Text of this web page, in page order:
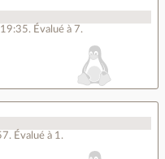
. Évalué à 7.
. Évalué à 1 .